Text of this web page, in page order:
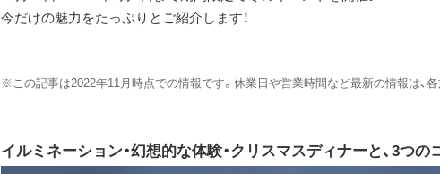
今だけの魅力をたっぷりとご紹介します！
※この記事は2022年11月時点での情報です。休業日や営業時間など最新の情報は、各
イルミネーション・幻想的な体験・クリスマスディナーと、3つの